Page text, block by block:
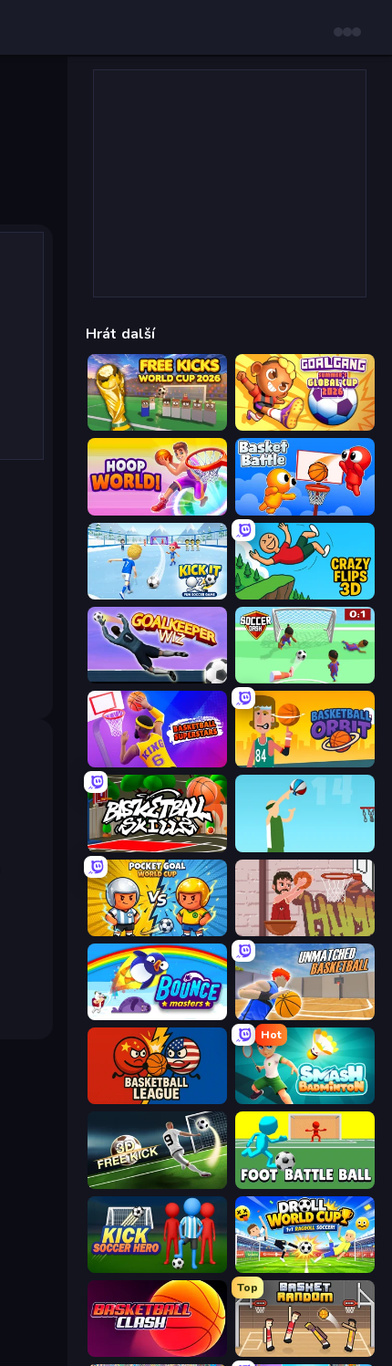
Hrát další
Free Kicks World Cup 2026 Goal Gang
Hoop World 3D Basket Battle
Kick It – Fun Soccer Game Crazy Flips 3D
Goalkeeper Wiz Soccer Dash
Basketball Superstars Basketball Orbit
Basketball Skills Street Ball Jam
Pocket Goal: World Cup Basket Slam Dunk 2
Bouncemasters Unmatched Basketball
Basketball League
Hot
Smash Badminton
Foot Battle Ball
Kick Soccer Hero Droll World Cup
Basketball Clash
Top
Basket Random